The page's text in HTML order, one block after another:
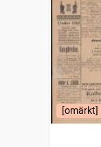
[omärkt]